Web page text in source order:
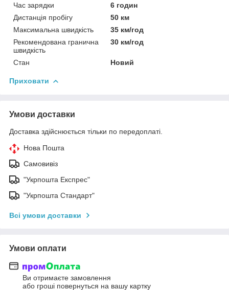
Час зарядки
6 годин
Дистанція пробігу
50 км
Максимальна швидкість
35 км/год
Рекомендована гранична
швидкість
30 км/год
Стан Новий
Приховати
Умови доставки
Доставка здійснюється тільки по передоплаті.
Нова Пошта
Самовивіз
"Укрпошта Експрес"
"Укрпошта Стандарт"
Всі умови доставки
Умови оплати
Ви отримаєте замовлення
або гроші повернуться на вашу картку